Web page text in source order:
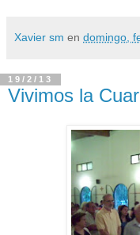
Xavier sm en domingo,
19/2/13
Vivimos la